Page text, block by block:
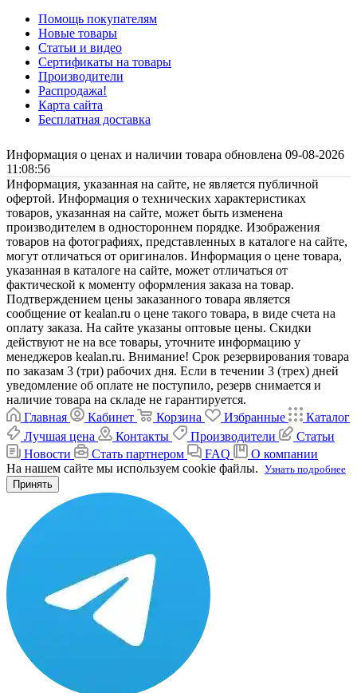
Помощь покупателям
Новые товары
Статьи и видео
Сертификаты на товары
Производители
Распродажа!
Карта сайта
Бесплатная доставка
Информация о ценах и наличии товара обновлена 09-08-2026
11:08:56
Информация, указанная на сайте, не является публичной
офертой. Информация о технических характеристиках
товаров, указанная на сайте, может быть изменена
производителем в одностороннем порядке. Изображения
товаров на фотографиях, представленных в каталоге на сайте,
могут отличаться от оригиналов. Информация о цене товара,
указанная в каталоге на сайте, может отличаться от
фактической к моменту оформления заказа на товар.
Подтверждением цены заказанного товара является
сообщение от kealan.ru о цене такого товара, в виде счета на
оплату заказа. На сайте указаны оптовые цены. Скидки
действуют не на все товары, уточните информацию у
менеджеров kealan.ru. Внимание! Срок резервирования товара
по заказам 3 (три) рабочих дня. Если в течении 3 (трех) дней
уведомление об оплате не поступило, резерв снимается и
наличие товара на складе не гарантируется.
Главная
Кабинет Корзина Избранные
Каталог
Лучшая цена
Контакты Производители
Статьи
Новости
Стать партнером FAQ
О компании
На нашем сайте мы используем cookie файлы. Узнать подробнее
Принять